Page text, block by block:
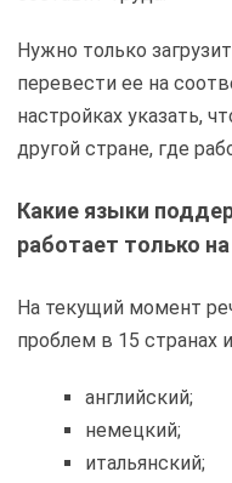
Нужно только
перевести ее на
настройках указать,
другой стране, где
Какие языки
работает только
На текущий момент
проблем в 15 странах
английский;
немецкий;
итальянский;